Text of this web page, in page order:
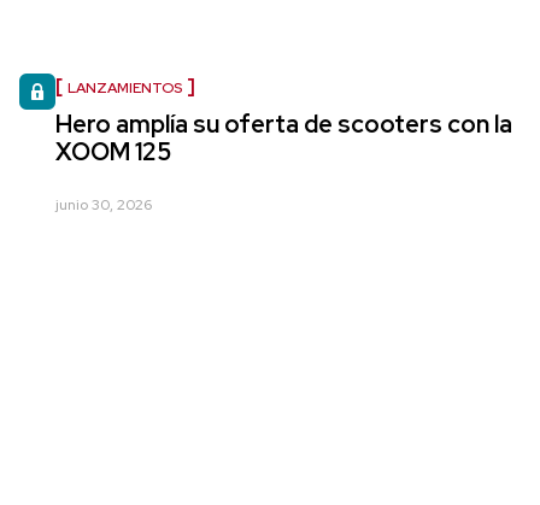
LANZAMIENTOS
Hero amplía su oferta de scooters con la
XOOM 125
junio 30, 2026